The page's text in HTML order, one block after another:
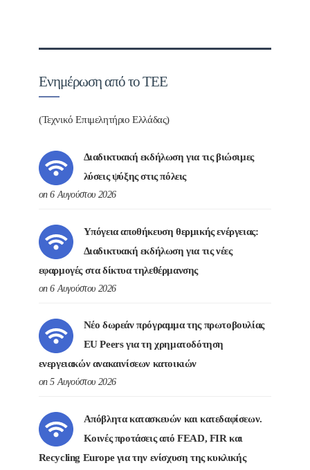
Ενημέρωση από το ΤΕΕ
(Τεχνικό Επιμελητήριο Ελλάδας)
Διαδικτυακή εκδήλωση για τις βιώσιμες
λύσεις ψύξης στις πόλεις
on 6 Αυγούστου 2026
Υπόγεια αποθήκευση θερμικής ενέργειας:
Διαδικτυακή εκδήλωση για τις νέες
εφαρμογές στα δίκτυα τηλεθέρμανσης
on 6 Αυγούστου 2026
Νέο δωρεάν πρόγραμμα της πρωτοβουλίας
EU Peers για τη χρηματοδότηση
ενεργειακών ανακαινίσεων κατοικιών
on 5 Αυγούστου 2026
Απόβλητα κατασκευών και κατεδαφίσεων.
Κοινές προτάσεις από FEAD, FIR και
Recycling Europe για την ενίσχυση της κυκλικής